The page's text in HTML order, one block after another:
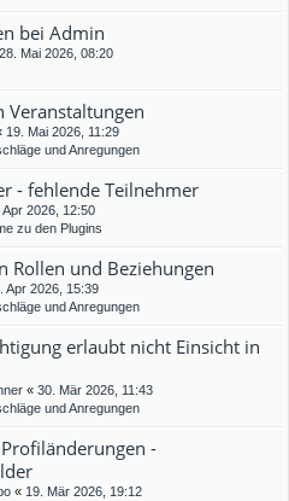
bei Admin
28. Mai 2026, 08:20
Veranstaltungen
19. Mai 2026, 11:29
und Anregungen
- fehlende Teilnehmer
Apr 2026, 12:50
zu den Plugins
Rollen und Beziehungen
Apr 2026, 15:39
und Anregungen
erlaubt nicht Einsicht in
« 30. Mär 2026, 11:43
und Anregungen
-
« 19. Mär 2026, 19:12